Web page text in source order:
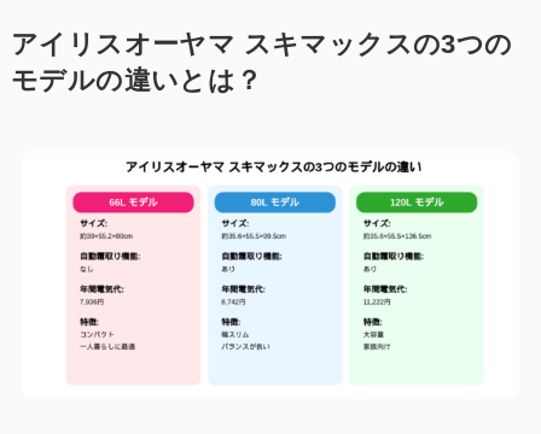
アイリスオーヤマ スキマックスの3つの
モデルの違いとは？